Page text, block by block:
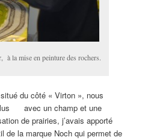
à la mise en peinture des rochers.
du côté « Virton », nous
avec un champ et une
de prairies, j’avais apporté
de la marque Noch qui permet de